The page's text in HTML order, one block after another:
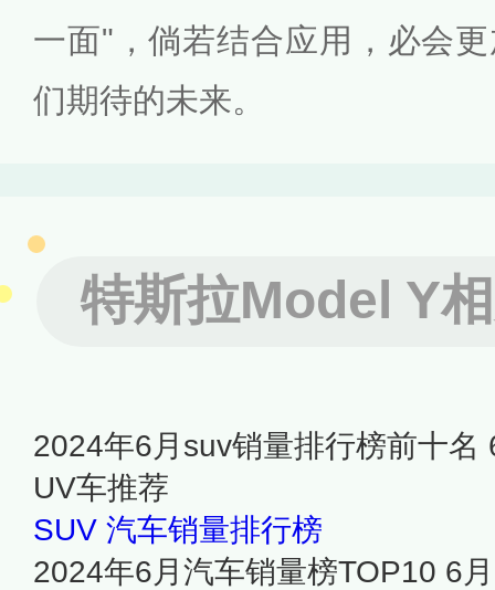
一面"，倘若结合应用，必会
们期待的未来。
特斯拉Model Y
2024年6月suv销量排行榜前十名
UV车推荐
SUV 汽车销量排行榜
2024年6月汽车销量榜TOP10 6